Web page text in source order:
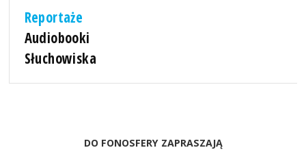
Reportaże
Audiobooki
Słuchowiska
DO FONOSFERY ZAPRASZAJĄ